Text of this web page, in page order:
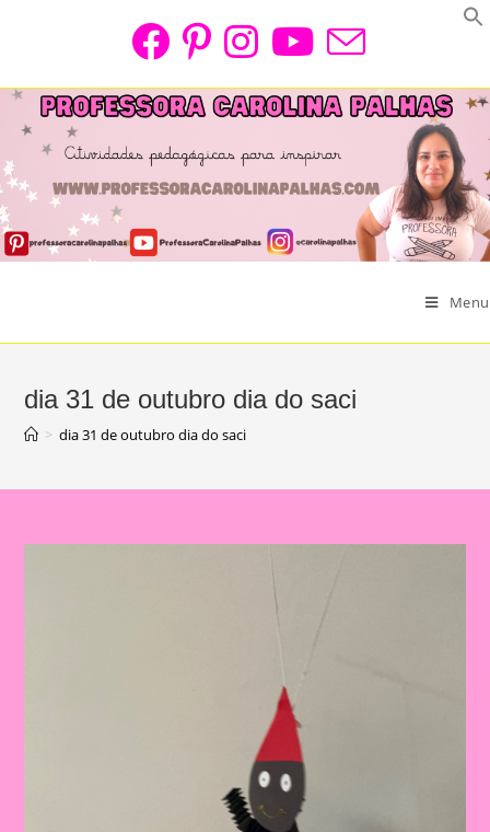
Menu
dia 31 de outubro dia do saci
> dia 31 de outubro dia do saci